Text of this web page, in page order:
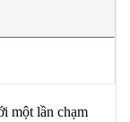
một lần chạm